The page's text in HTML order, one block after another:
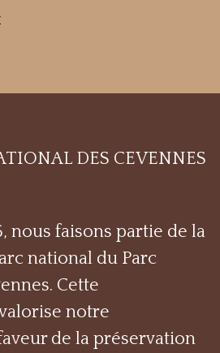
DES CEVENNES
nous faisons partie de la
national du Parc
. Cette
notre
de la préservation